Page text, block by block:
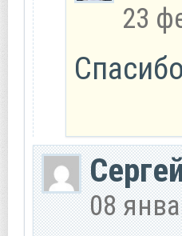
23
08